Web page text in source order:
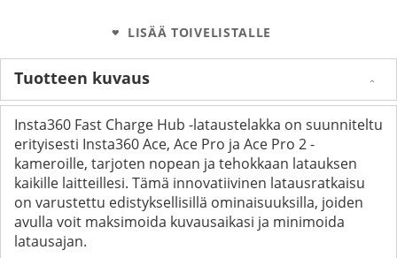
LISÄÄ TOIVELISTALLE
Tuotteen kuvaus
Insta360 Fast Charge Hub -lataustelakka on suunniteltu
erityisesti Insta360 Ace, Ace Pro ja Ace Pro 2 -
kameroille, tarjoten nopean ja tehokkaan latauksen
kaikille laitteillesi. Tämä innovatiivinen latausratkaisu
on varustettu edistyksellisillä ominaisuuksilla, joiden
avulla voit maksimoida kuvausaikasi ja minimoida
latausajan.